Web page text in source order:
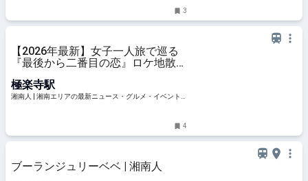
3
【2026年最新】女子一人旅で巡る
『最後から二番目の恋』ロケ地散歩
寄り道プラン | 湘南人
極楽寺駅
湘南人 | 湘南エリアの最新ニュース・グルメ・イベント
4
ブーランジュリーベベ | 湘南人